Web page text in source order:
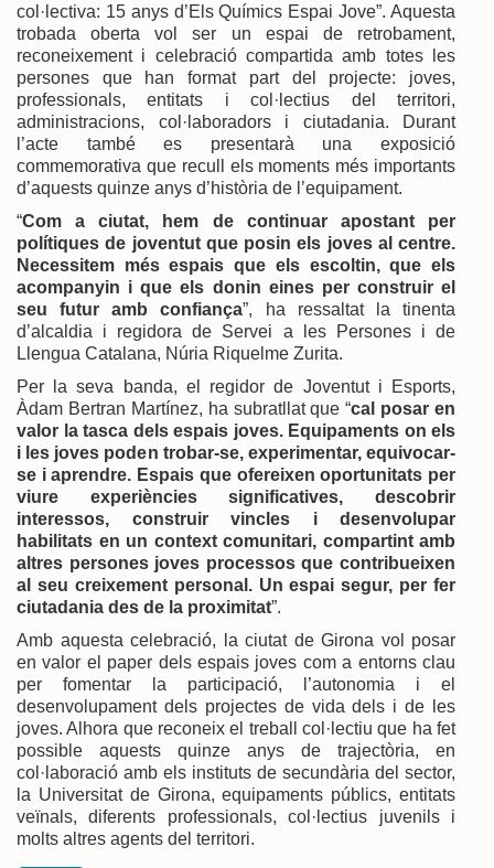
col·lectiva: 15 anys d’Els Químics Espai Jove”. Aquesta
trobada oberta vol ser un espai de retrobament,
reconeixement i celebració compartida amb totes les
persones que han format part del projecte: joves,
professionals, entitats i col·lectius del territori,
administracions, col·laboradors i ciutadania. Durant
l’acte també es presentarà una exposició
commemorativa que recull els moments més importants
d’aquests quinze anys d’història de l’equipament.
“Com a ciutat, hem de continuar apostant per
polítiques de joventut que posin els joves al centre.
Necessitem més espais que els escoltin, que els
acompanyin i que els donin eines per construir el
seu futur amb confiança”, ha ressaltat la tinenta
d’alcaldia i regidora de Servei a les Persones i de
Llengua Catalana, Núria Riquelme Zurita.
Per la seva banda, el regidor de Joventut i Esports,
Àdam Bertran Martínez, ha subratllat que “cal posar en
valor la tasca dels espais joves. Equipaments on els
i les joves poden trobar-se, experimentar, equivocar-
se i aprendre. Espais que ofereixen oportunitats per
viure experiències significatives, descobrir
interessos, construir vincles i desenvolupar
habilitats en un context comunitari, compartint amb
altres persones joves processos que contribueixen
al seu creixement personal. Un espai segur, per fer
ciutadania des de la proximitat”.
Amb aquesta celebració, la ciutat de Girona vol posar
en valor el paper dels espais joves com a entorns clau
per fomentar la participació, l’autonomia i el
desenvolupament dels projectes de vida dels i de les
joves. Alhora que reconeix el treball col·lectiu que ha fet
possible aquests quinze anys de trajectòria, en
col·laboració amb els instituts de secundària del sector,
la Universitat de Girona, equipaments públics, entitats
veïnals, diferents professionals, col·lectius juvenils i
molts altres agents del territori.